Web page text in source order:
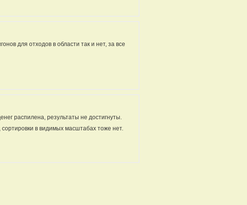
для отходов в области так и нет, за все
распилена, результаты не достигнуты.
в видимых масштабах тоже нет.